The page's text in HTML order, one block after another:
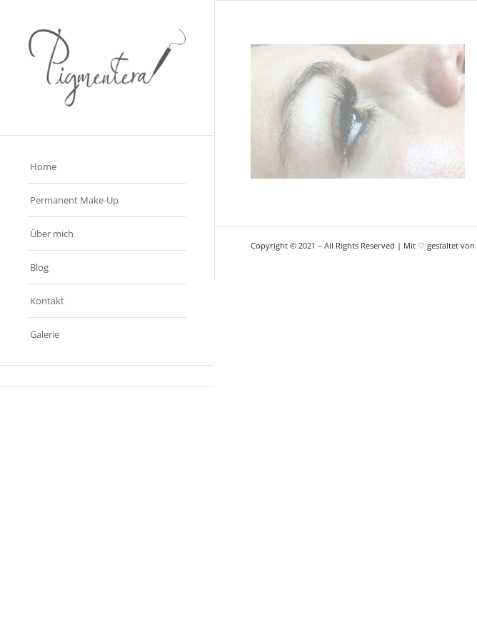
Home
Permanent Make-Up
Über mich
Blog
Kontakt
Galerie
Copyright © 2021 – All Rights Reserved | Mit ♡ gestaltet von